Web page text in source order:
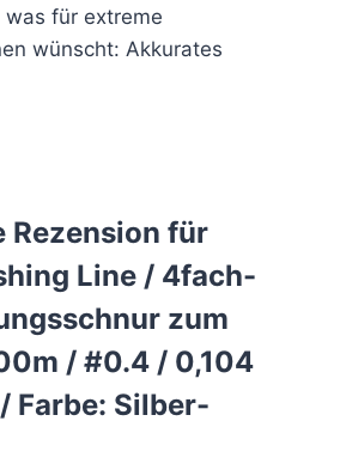
für extreme
wünscht: Akkurates
Rezension für
Line / 4fach-
zum
/ #0.4 / 0,104
Farbe: Silber-